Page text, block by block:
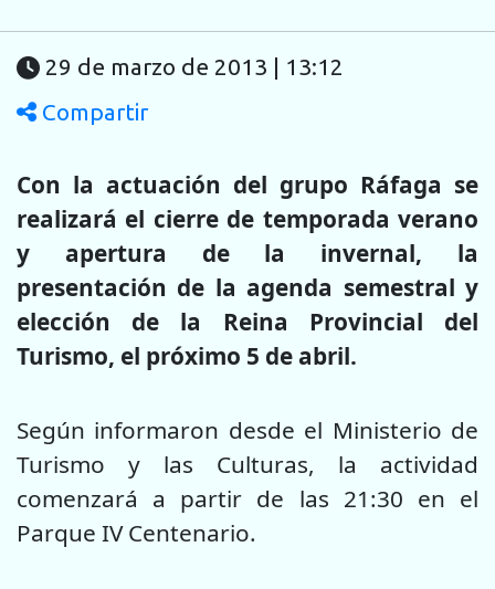
29 de marzo de 2013 | 13:12
Compartir
Con la actuación del grupo Ráfaga se
realizará el cierre de temporada verano
y apertura de la invernal, la
presentación de la agenda semestral y
elección de la Reina Provincial del
Turismo, el próximo 5 de abril.
Según informaron desde el Ministerio de
Turismo y las Culturas, la actividad
comenzará a partir de las 21:30 en el
Parque IV Centenario.